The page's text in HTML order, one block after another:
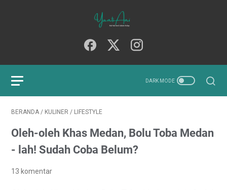
BERANDA / KULINER / LIFESTYLE
Oleh-oleh Khas Medan, Bolu Toba Medan
- lah! Sudah Coba Belum?
13 komentar